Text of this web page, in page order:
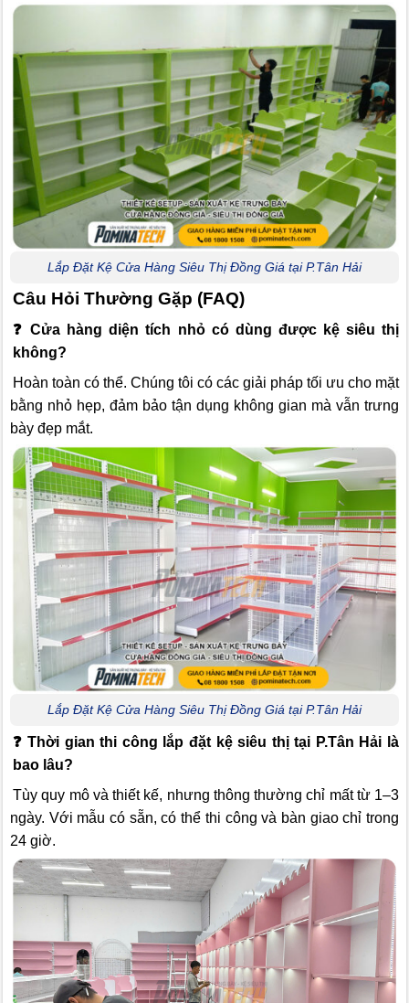
Lắp Đặt Kệ Cửa Hàng Siêu Thị Đồng Giá tại P.Tân Hải
Câu Hỏi Thường Gặp (FAQ)
❓Cửa hàng diện tích nhỏ có dùng được kệ siêu thị
không?
Hoàn toàn có thể. Chúng tôi có các giải pháp tối ưu cho mặt
bằng nhỏ hẹp, đảm bảo tận dụng không gian mà vẫn trưng
bày đẹp mắt.
Lắp Đặt Kệ Cửa Hàng Siêu Thị Đồng Giá tại P.Tân Hải
❓Thời gian thi công lắp đặt kệ siêu thị tại P.Tân Hải là
bao lâu?
Tùy quy mô và thiết kế, nhưng thông thường chỉ mất từ 1–3
ngày. Với mẫu có sẵn, có thể thi công và bàn giao chỉ trong
24 giờ.